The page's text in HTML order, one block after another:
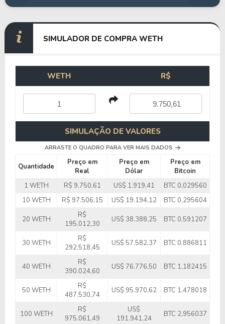
SIMULADOR DE COMPRA WETH
WETH R$
SIMULAÇÃO DE VALORES
ARRASTE O QUADRO PARA VER MAIS DADOS
Quantidade
Preço em
Real
Preço em
Dólar
Preço em
Bitcoin
1 WETH
R$ 9.750,61 US$ 1.919,41
BTC 0,029560
10 WETH
R$ 97.506,15 US$ 19.194,12 BTC 0,295604
20 WETH
R$
195.012,30
US$ 38.388,25 BTC 0,591207
30 WETH
R$
292.518,45
US$ 57.582,37 BTC 0,886811
40 WETH
R$
390.024,60
US$ 76.776,50 BTC 1,182415
50 WETH
R$
487.530,74
US$ 95.970,62 BTC 1,478018
100 WETH
R$
975.061,49
US$
191.941,24
BTC 2,956037